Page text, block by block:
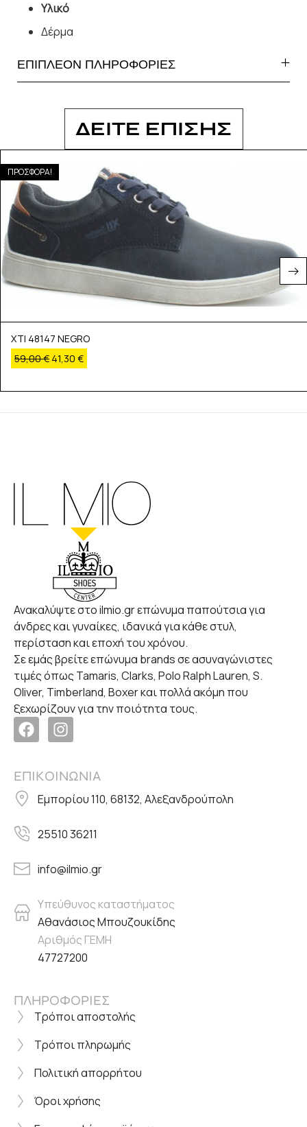
Υλικό
Δέρμα
ΕΠΙΠΛΕΟΝ ΠΛΗΡΟΦΟΡΙΕΣ
ΔΕΙΤΕ ΕΠΙΣΗΣ
ΠΡΟΣΦΟΡΑ!
XTI 48147 NEGRO
59,00€ 41,30 €
Ανακαλύψτε στο ilmio.gr επώνυμα παπούτσια για
άνδρες και γυναίκες, ιδανικά για κάθε στυλ,
περίσταση και εποχή του χρόνου.
Σε εμάς βρείτε επώνυμα brands σε ασυναγώνιστες
τιμές όπως Tamaris, Clarks, Polo Ralph Lauren, S.
Oliver, Timberland, Boxer και πολλά ακόμη που
ξεχωρίζουν για την ποιότητα τους.
ΕΠΙΚΟΙΝΩΝΙΑ
Εμπορίου 110, 68132, Αλεξανδρούπολη
25510 36211
info@ilmio.gr
Υπεύθυνος καταστήματος
Αθανάσιος Μπουζουκίδης
Αριθμός ΓΕΜΗ
47727200
ΠΛΗΡΟΦΟΡΙΕΣ
Τρόποι αποστολής
Τρόποι πληρωμής
Πολιτική απορρήτου
Όροι χρήσης